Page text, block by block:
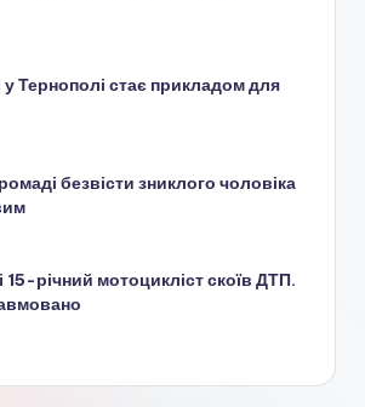
у Тернополі стає прикладом для
безвісти зниклого чоловіка
15-річний мотоцикліст скоїв ДТП.